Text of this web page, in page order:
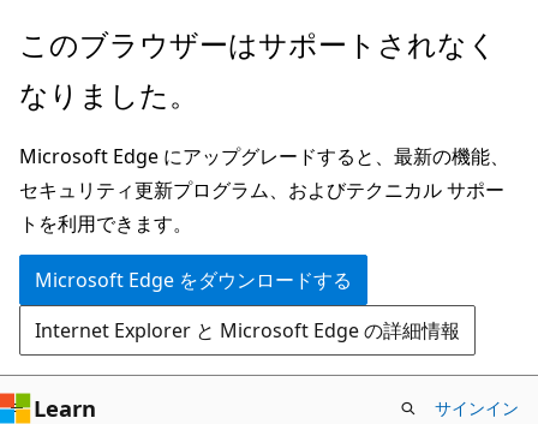
メ
ン
ン
テ
ン
ツ
に
ス
キ
ッ
ペ
ジ
ナ
ビ
ゲ
ー
シ
ョ
ン
に
このブラウザーはサポートされなく
なりました。
Microsoft Edge にアップグレードすると、最新の機能、
セキュリティ更新プログラム、およびテクニカル サポー
トを利用できます。
Microsoft Edge をダウンロードする
Internet Explorer と Microsoft Edge の詳細情報
Learn サインイン